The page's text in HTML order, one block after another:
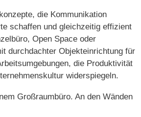
die Kommunikation
schaffen und gleichzeitig effizient
Open Space oder
durchdachter Objekteinrichtung für
die Produktivität
widerspiegeln.